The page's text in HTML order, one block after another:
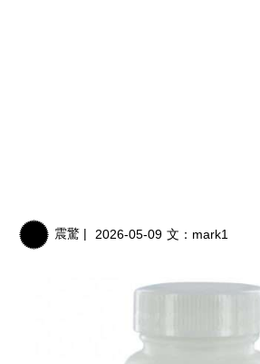
震驚 | 2026-05-09 文： mark1